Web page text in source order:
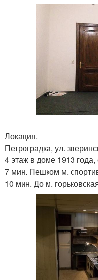
Локация.
Петроградка, ул.
4 этаж в доме 1913
7 мин. Пешком м.
10 мин. До м.